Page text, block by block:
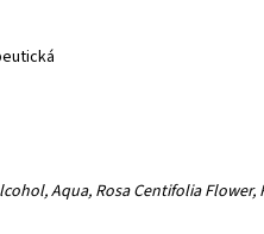
Aqua, Rosa Centifolia